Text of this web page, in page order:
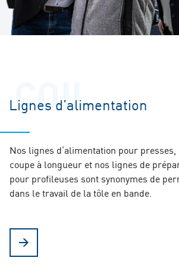
COIL
Lignes d’alimentation
Nos lignes d’alimentation pour
coupe à longueur et nos lignes de
pour profileuses sont synonymes de
dans le travail de la tôle en bande.